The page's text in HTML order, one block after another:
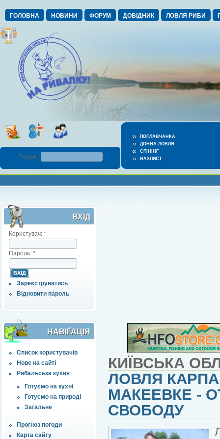
ГОЛОВНА НОВИНИ ФОРУМ ДОВІДНИК ЛОВЛЯ РИБИ
ПОПЛАВЧАНКА
ДОННА ЛОВЛЯ
СПІНІНГ
НАХЛИСТ
Пошук :
ВХІД
Користувач: *
Пароль: *
Зареєструватись
Відновити пароль
НАВІҐАЦІЯ
Список користувачів
Нове на сайті
Рибальська кухня
Готуємо на кухні
Готуємо на природі
Загальне
Прогноз погоди
Карта сайту
КИЇВСЬКА
ЛОВЛЯ
МАКЕЕВКЕ -
СВОБОДУ